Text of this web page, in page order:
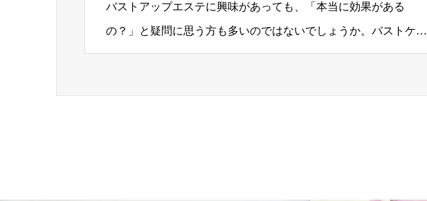
バストアップエステに興味があっても、「本当に効果がある
の？」と疑問に思う方も多いのではないでしょうか。バストケア
は、エステだけでなく日常生活の習慣も大切と言…